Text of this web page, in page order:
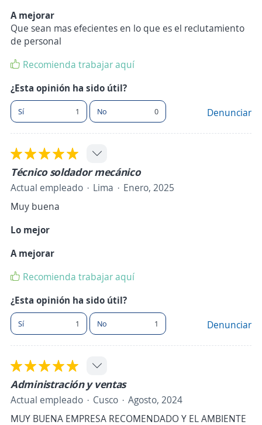
A mejorar
Que sean mas efecientes en lo que es el reclutamiento
de personal
Recomienda trabajar aquí
¿Esta opinión ha sido útil?
Sí 1 No 0 Denunciar
Técnico soldador mecánico
Actual empleado Lima
Enero, 2025
Muy buena
Lo mejor
A mejorar
Recomienda trabajar aquí
¿Esta opinión ha sido útil?
Sí 1 No 1 Denunciar
Administración y ventas
Actual empleado Cusco
Agosto, 2024
MUY BUENA EMPRESA RECOMENDADO Y EL AMBIENTE